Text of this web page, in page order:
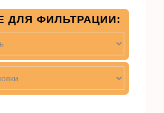
ДЛЯ ФИЛЬТРАЦИИ: